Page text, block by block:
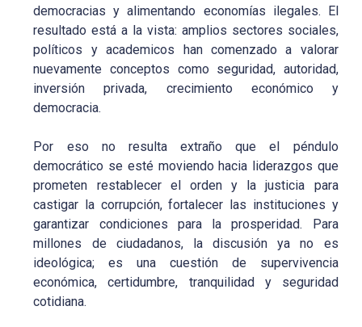
democracias y alimentando economías ilegales. El
resultado está a la vista: amplios sectores sociales,
políticos y academicos han comenzado a valorar
nuevamente conceptos como seguridad, autoridad,
inversión privada, crecimiento económico y
democracia.
Por eso no resulta extraño que el péndulo
democrático se esté moviendo hacia liderazgos que
prometen restablecer el orden y la justicia para
castigar la corrupción, fortalecer las instituciones y
garantizar condiciones para la prosperidad. Para
millones de ciudadanos, la discusión ya no es
ideológica; es una cuestión de supervivencia
económica, certidumbre, tranquilidad y seguridad
cotidiana.